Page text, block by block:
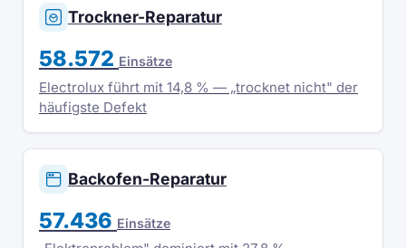
Trockner-Reparatur
58.572 Einsätze
Electrolux führt mit 14,8 % — „trocknet nicht" der
häufigste Defekt
Backofen-Reparatur
57.436 Einsätze